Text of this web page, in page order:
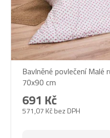
Bavlněné povlečení Malé
70x90 cm
571,07 Kč bez DPH
691 Kč